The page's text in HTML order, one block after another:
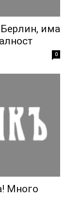
Берлин, има
0
Много